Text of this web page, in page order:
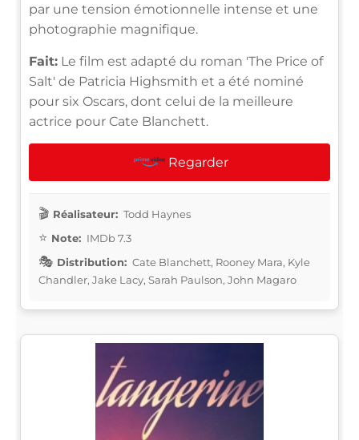
par une tension émotionnelle intense et une
photographie magnifique.
Fait: Le film est adapté du roman 'The Price of
Salt' de Patricia Highsmith et a été nominé
pour six Oscars, dont celui de la meilleure
actrice pour Cate Blanchett.
Regarder
Réalisateur: Todd Haynes
Note: IMDb 7.3
Distribution: Cate Blanchett, Rooney Mara, Kyle
Chandler, Jake Lacy, Sarah Paulson, John Magaro